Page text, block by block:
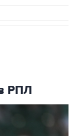
РПЛ